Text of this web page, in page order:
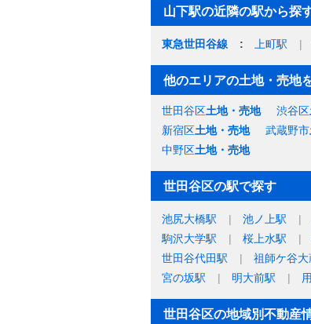
山下駅の近隣の駅から探
東急世田谷線 上町駅
他のエリアの土地・売地
世田谷区土地・売地 渋谷区
新宿区土地・売地 武蔵野市
中野区土地・売地
世田谷区の駅で探す
池尻大橋駅 池ノ上駅
駒沢大学駅
桜上水駅
世田谷代田駅
祖師ケ谷大
宮の坂駅
明大前駅
世田谷区の地域別不動産